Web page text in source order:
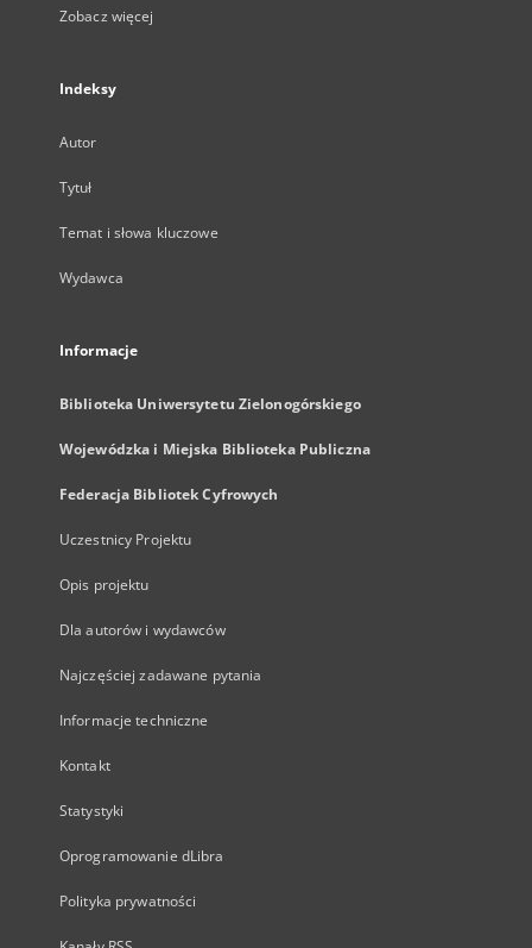
Zobacz więcej
Indeksy
Autor
Tytuł
Temat i słowa kluczowe
Wydawca
Informacje
Biblioteka Uniwersytetu Zielonogórskiego
Wojewódzka i Miejska Biblioteka Publiczna
Federacja Bibliotek Cyfrowych
Uczestnicy Projektu
Opis projektu
Dla autorów i wydawców
Najczęściej zadawane pytania
Informacje techniczne
Kontakt
Statystyki
Oprogramowanie dLibra
Polityka prywatności